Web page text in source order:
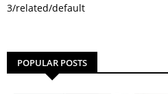
3/related/default
POPULAR POSTS